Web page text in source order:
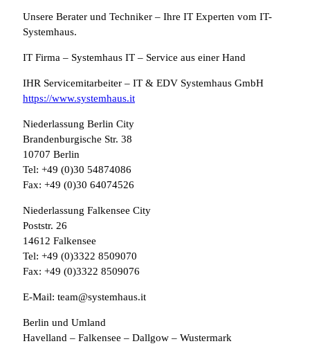
Unsere Berater und Techniker – Ihre IT Experten vom IT-
Systemhaus.
IT Firma – Systemhaus IT – Service aus einer Hand
IHR Servicemitarbeiter – IT & EDV Systemhaus GmbH
https://www.systemhaus.it
Niederlassung Berlin City
Brandenburgische Str. 38
10707 Berlin
Tel: +49 (0)30 54874086
Fax: +49 (0)30 64074526
Niederlassung Falkensee City
Poststr. 26
14612 Falkensee
Tel: +49 (0)3322 8509070
Fax: +49 (0)3322 8509076
E-Mail: team@systemhaus.it
Berlin und Umland
Havelland – Falkensee – Dallgow – Wustermark